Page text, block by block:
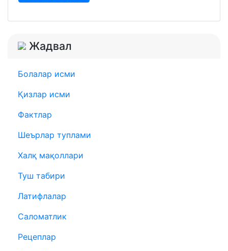
Жадвал
Болалар исми
Қизлар исми
Фактлар
Шеърлар туплами
Халқ мақоллари
Туш табири
Латифлалар
Саломатлик
Рецеплар